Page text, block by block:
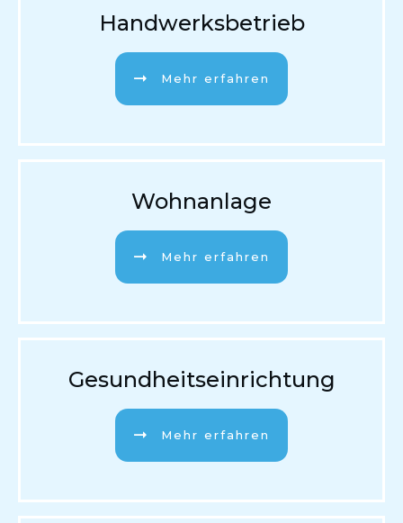
Handwerksbetrieb
Mehr erfahren
Wohnanlage
Mehr erfahren
Gesundheitseinrichtung
Mehr erfahren